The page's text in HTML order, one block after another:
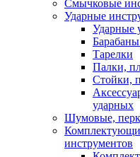
Смычковые
Ударные
Ударные
Тарелки
Палки,
Стойки,
ударных
Шумовые,
инструментов